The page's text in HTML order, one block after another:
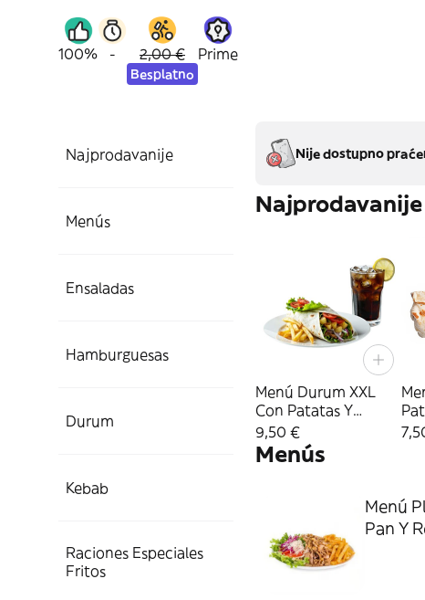
100% - 2,00 €
Besplatno
Prime
Najprodavanije
Menús
Ensaladas
Hamburguesas
Durum
Kebab
Raciones Especiales
Fritos
Nije dostupno
Najprodavanije
Menú Durum XXL
Con Patatas Y
Refresco
9,50 €
Menús
Menú
Pan Y